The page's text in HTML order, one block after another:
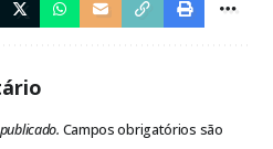
Campos obrigatórios são